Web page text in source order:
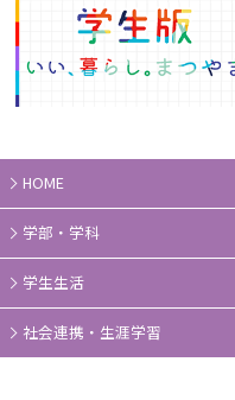
HOME
学部・学科
学生生活
社会連携・生涯学習